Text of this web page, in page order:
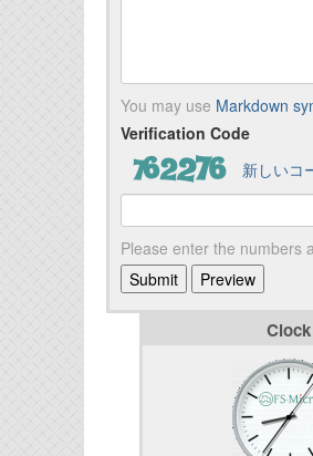
You may use Markdown
Verification Code
新しいコ
Please enter the numbers
Clock